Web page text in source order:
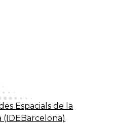
Espacials de la
(IDEBarcelona)